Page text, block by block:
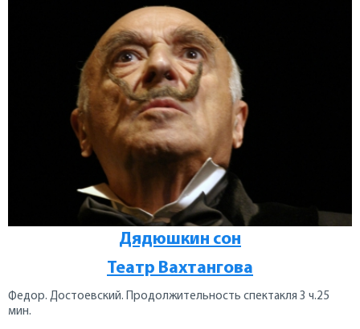
Дядюшкин сон
Театр Вахтангова
Федор. Достоевский. Продолжительность спектакля 3 ч.25
мин.